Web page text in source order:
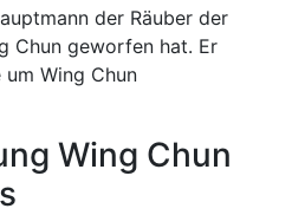
der Räuber der
Chun geworfen hat. Er
Wing Chun
Wing Chun